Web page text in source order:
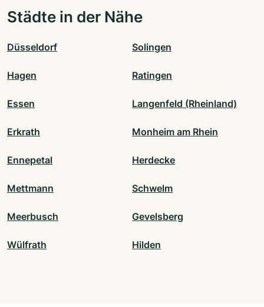
Städte in der Nähe
Düsseldorf Solingen
Hagen Ratingen
Essen Langenfeld (Rheinland)
Erkrath Monheim am Rhein
Ennepetal Herdecke
Mettmann Schwelm
Meerbusch Gevelsberg
Wülfrath Hilden